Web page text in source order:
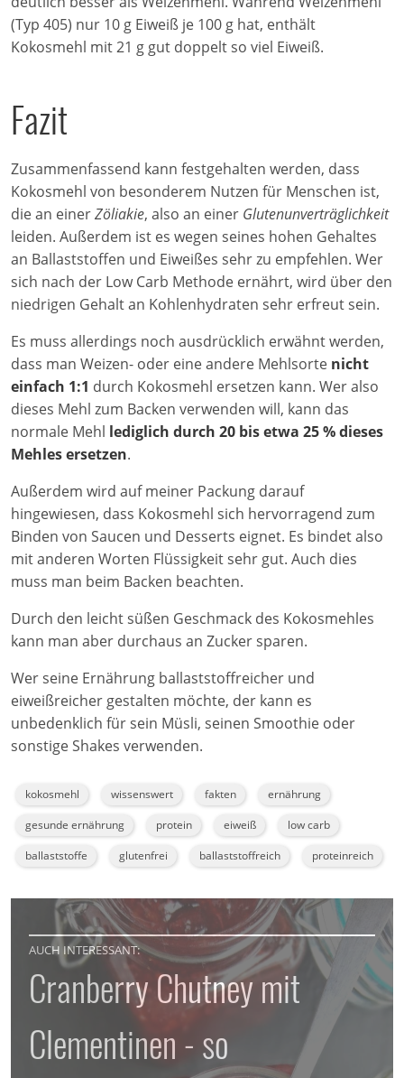
(Typ 405) nur 10 g Eiweiß je 100 g hat, enthält
Kokosmehl mit 21 g gut doppelt so viel Eiweiß.
Fazit
Zusammenfassend kann festgehalten werden, dass
Kokosmehl von besonderem Nutzen für Menschen ist,
die an einerZöliakie, also an einer Glutenunverträglichkeit
leiden. Außerdem ist es wegen seines hohen Gehaltes
an Ballaststoffen und Eiweißes sehr zu empfehlen. Wer
sich nach der Low Carb Methode ernährt, wird über den
niedrigen Gehalt an Kohlenhydraten sehr erfreut sein.
Es muss allerdings noch ausdrücklich erwähnt werden,
dass man Weizen- oder eine andere Mehlsorte nicht
einfach 1:1 durch Kokosmehl ersetzen kann. Wer also
dieses Mehl zum Backen verwenden will, kann das
normale Mehl lediglich durch 20 bis etwa 25 % dieses
Mehles ersetzen.
Außerdem wird auf meiner Packung darauf
hingewiesen, dass Kokosmehl sich hervorragend zum
Binden von Saucen und Desserts eignet. Es bindet also
mit anderen Worten Flüssigkeit sehr gut. Auch dies
muss man beim Backen beachten.
Durch den leicht süßen Geschmack des Kokosmehles
kann man aber durchaus an Zucker sparen.
Wer seine Ernährung ballaststoffreicher und
eiweißreicher gestalten möchte, der kann es
unbedenklich für sein Müsli, seinen Smoothie oder
sonstige Shakes verwenden.
kokosmehl wissenswert fakten
ernährung
gesunde ernährung
protein eiweiß
low carb
ballaststoffe
glutenfrei ballaststoffreich proteinreich
AUCH INTERESSANT:
Cranberry Chutney mit
Clementinen - so